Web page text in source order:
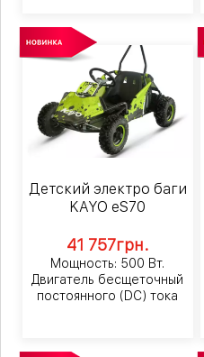
Детский электро баги
KAYO eS70
41 757грн.
Мощность: 500 Вт.
Двигатель бесщеточный
постоянного (DC) тока